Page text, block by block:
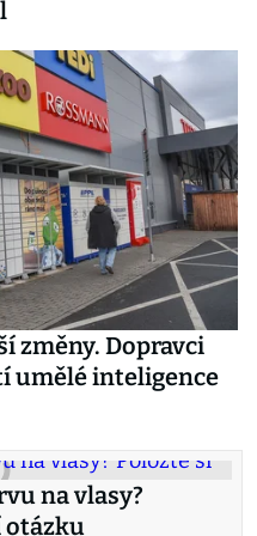
změny. Dopravci
umělé inteligence
na vlasy?
otázku